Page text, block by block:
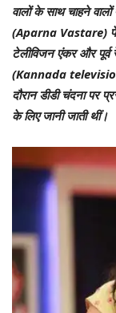
वालों के साथ चाहने वालों
(Aparna Vastare)
टेलीविजन एंकर और पूर्व
(Kannada
दौरान डीडी चंदना पर
के लिए जानी जाती थीं।